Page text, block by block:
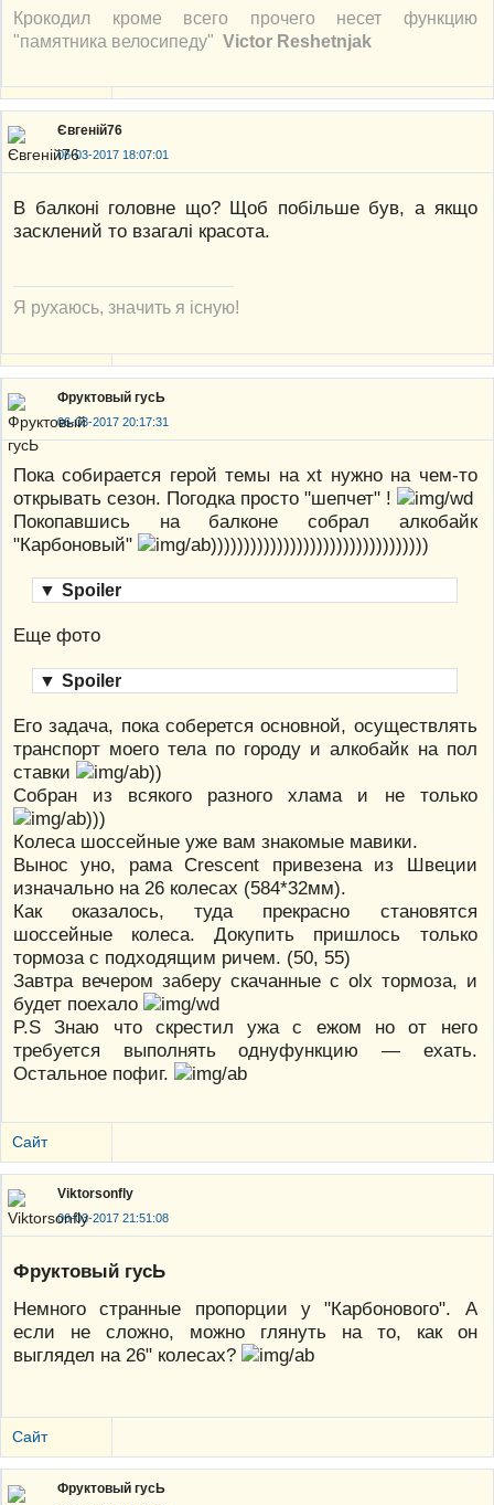
Крокодил кроме всего прочего несет функцию
"памятника велосипеду" Victor Reshetnjak
Євгеній76
06-03-2017 18:07:01
В балконі головне що? Щоб побільше був, а якщо
засклений то взагалі красота.
Я рухаюсь, значить я існую!
Фруктовый гусЬ
06-03-2017 20:17:31
Пока собирается герой темы на xt нужно на чем-то
открывать сезон. Погодка просто "шепчет" !
Покопавшись на балконе собрал алкобайк
"Карбоновый"
)))))))))))))))))))))))))))))))))
▼ Spoiler
Еще фото
▼ Spoiler
Его задача, пока соберется основной, осуществлять
транспорт моего тела по городу и алкобайк на пол
ставки
))
Собран из всякого разного хлама и не только
)))
Колеса шоссейные уже вам знакомые мавики.
Вынос уно, рама Crescent привезена из Швеции
изначально на 26 колесах (584*32мм).
Как оказалось, туда прекрасно становятся
шоссейные колеса. Докупить пришлось только
тормоза с подходящим ричем. (50, 55)
Завтра вечером заберу скачанные с olx тормоза, и
будет поехало
P.S Знаю что скрестил ужа с ежом но от него
требуется выполнять однуфункцию — ехать.
Остальное пофиг.
Сайт
Viktorsonfly
06-03-2017 21:51:08
Фруктовый гусЬ
Немного странные пропорции у "Карбонового". А
если не сложно, можно глянуть на то, как он
выглядел на 26" колесах?
Сайт
Фруктовый гусЬ